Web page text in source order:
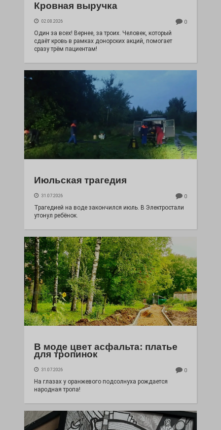
Кровная выручка
02.08.2026 0
Один за всех! Вернее, за троих. Человек, который
сдаёт кровь в рамках донорских акций, помогает
сразу трём пациентам!
Июльская трагедия
31.07.2026 0
Трагедией на воде закончился июль. В Электростали
утонул ребёнок.
В моде цвет асфальта: платье
для тропинок
31.07.2026 0
На глазах у оранжевого подсолнуха рождается
народная тропа!